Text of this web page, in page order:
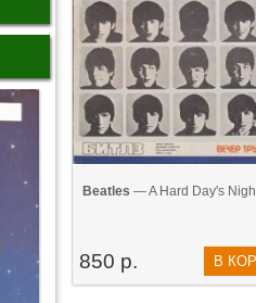
Beatles — A Hard Day's
850 р. В